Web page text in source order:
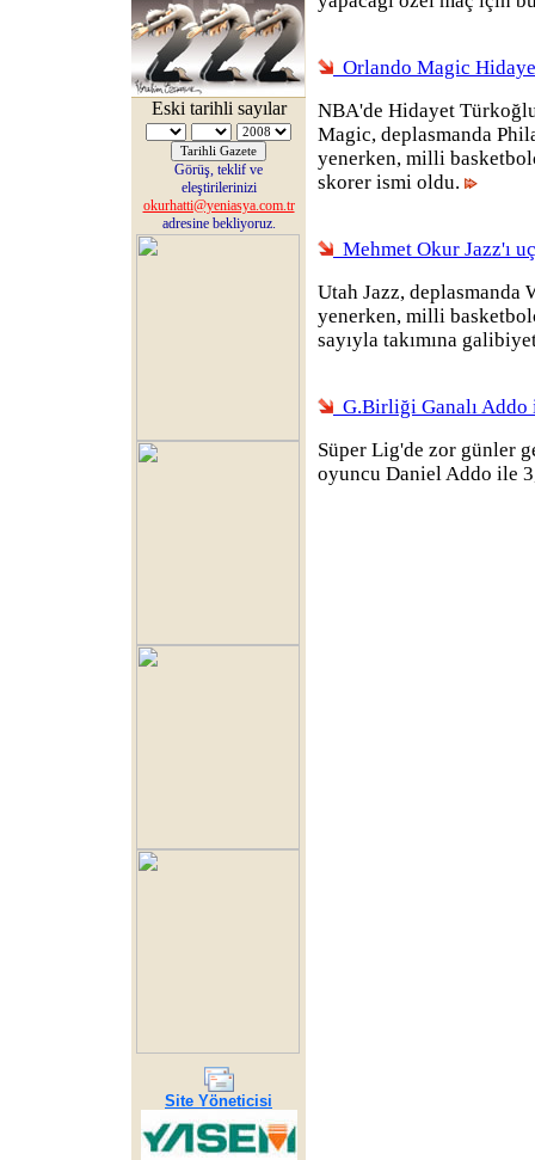
Eski tarihli sayılar
Görüş, teklif ve
eleştirilerinizi
okurhatti@yeniasya.com.tr
adresine bekliyoruz.
Site Yöneticisi
Orlando Magic
NBA'de Hidayet
Magic, deplasmanda
yenerken, milli
skorer ismi oldu.
Mehmet Okur Jazz'ı
Utah Jazz, deplasmanda
yenerken, milli
sayıyla takımına
G.Birliği Ganalı Addo
Süper Lig'de zor günler
oyuncu Daniel Addo ile